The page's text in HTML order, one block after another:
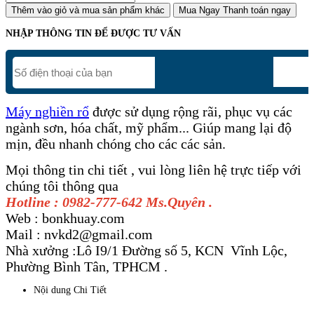
Thêm vào giỏ và mua sản phẩm khác Mua Ngay Thanh toán ngay
NHẬP THÔNG TIN ĐỂ ĐƯỢC TƯ VẤN
Máy nghiền rổ được sử dụng rộng rãi, phục vụ các
ngành sơn, hóa chất, mỹ phẩm... Giúp mang lại độ
mịn, đều nhanh chóng cho các các sản.
Mọi thông tin chi tiết , vui lòng liên hệ trực tiếp với
chúng tôi thông qua
Hotline : 0982-777-642 Ms.Quyên .
Web : bonkhuay.com
Mail : nvkd2@gmail.com
Nhà xưởng :Lô I9/1 Đường số 5, KCN Vĩnh Lộc,
Phường Bình Tân, TPHCM .
Nội dung Chi Tiết